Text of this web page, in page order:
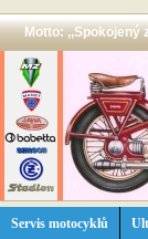
Motto: ,,Spokojený
Servis motocyklů